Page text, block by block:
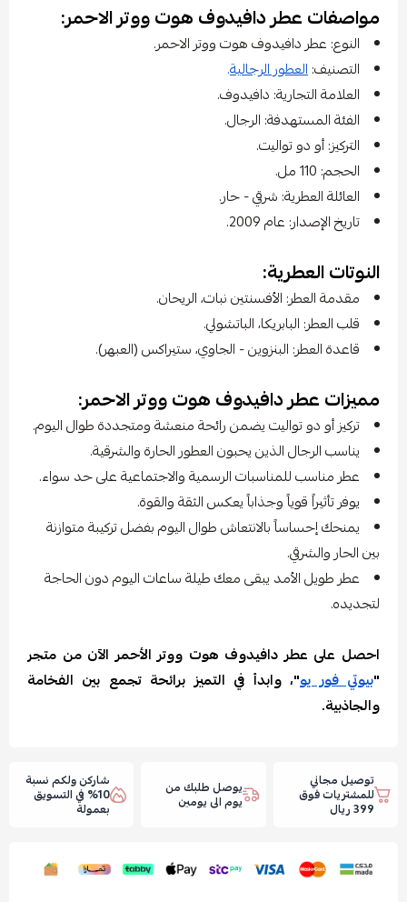
مواصفات عطر دافيدوف هوت ووتر الاحمر:
النوع: عطر دافيدوف هوت ووتر الاحمر.
التصنيف:العطور الرجالية.
العلامة التجارية: دافيدوف.
الفئة المستهدفة: الرجال.
التركيز: أو دو تواليت.
الحجم: 110 مل.
العائلة العطرية: شرقي - حار.
تاريخ الإصدار: عام 2009.
النوتات العطرية:
مقدمة العطر: الأفسنتين نبات، الريحان.
قلب العطر: البابريكا، الباتشولي.
قاعدة العطر: البنزوين - الجاوي، ستيراكس (العبهر).
مميزات عطر دافيدوف هوت ووتر الاحمر:
تركيز أو دو تواليت يضمن رائحة منعشة ومتجددة طوال اليوم.
يناسب الرجال الذين يحبون العطور الحارة والشرقية.
عطر مناسب للمناسبات الرسمية والاجتماعية على حد سواء.
يوفر تأثيراً قوياً وجذاباً يعكس الثقة والقوة.
يمنحك إحساساً بالانتعاش طوال اليوم بفضل تركيبة متوازنة
بين الحار والشرقي.
عطر طويل الأمد يبقى معك طيلة ساعات اليوم دون الحاجة
لتجديده.
احصل على عطر دافيدوف هوت ووتر الأحمر الآن من متجر
"بيوتي فور يو"، وابدأ في التميز برائحة تجمع بين الفخامة
والجاذبية.
توصيل مجاني
للمشتريات فوق
399 ريال
يوصل طلبك من
يوم الى يومين
شاركن ولكم نسبة
10% في التسويق
بعمولة